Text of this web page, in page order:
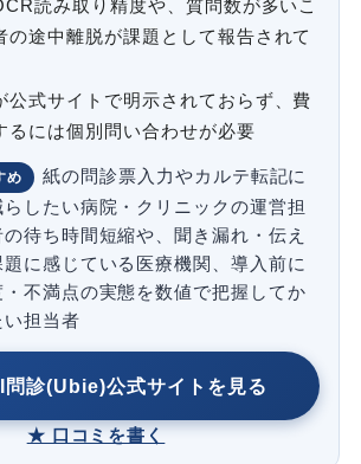
読み取り精度や、質問数が多いこ
の途中離脱が課題として報告されて
公式サイトで明示されておらず、費
るには個別問い合わせが必要
め
紙の問診票入力やカルテ転記に
したい病院・クリニックの運営担
待ち時間短縮や、聞き漏れ・伝え
に感じている医療機関、導入前に
・不満点の実態を数値で把握してか
い担当者
問診(Ubie)公式サイトを見る
★ 口コミを書く